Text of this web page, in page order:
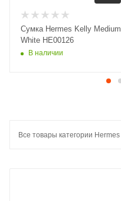
Сумка Hermes Kelly Medium
White HE00126
В наличии
Все товары категории Hermes